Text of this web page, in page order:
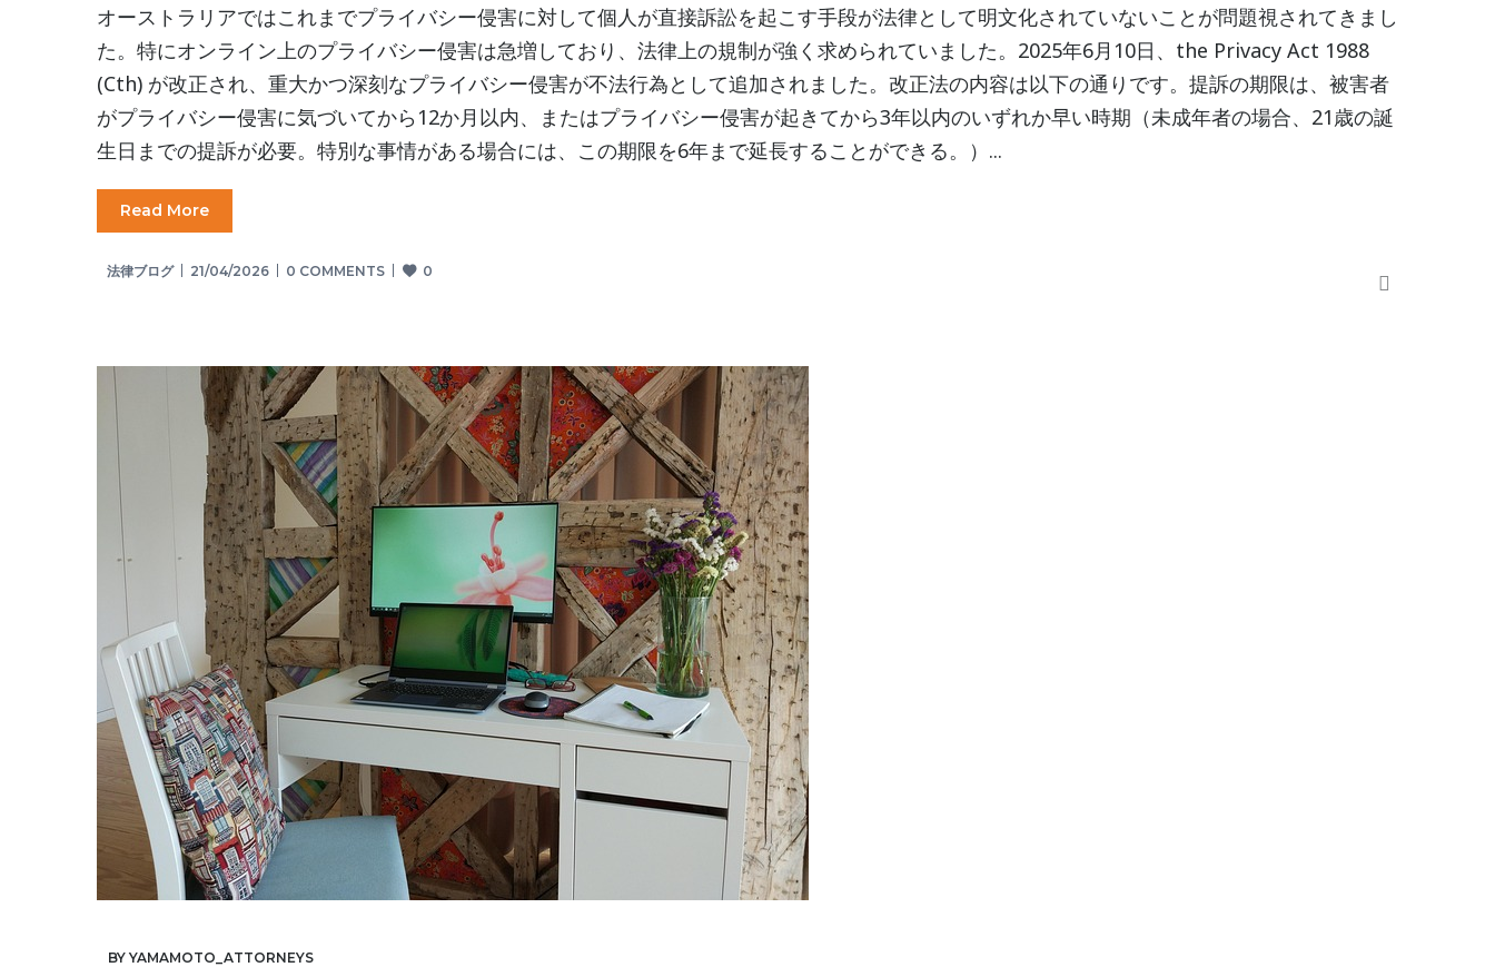
オーストラリアではこれまでプライバシー侵害に対して個人が直接訴訟を起こす手段が法律として明文化されていないことが問題視されてきまし
た。特にオンライン上のプライバシー侵害は急増しており、法律上の規制が強く求められていました。2025年6月10日、the Privacy Act 1988
(Cth) が改正され、重大かつ深刻なプライバシー侵害が不法行為として追加されました。改正法の内容は以下の通りです。提訴の期限は、被害者
がプライバシー侵害に気づいてから12か月以内、またはプライバシー侵害が起きてから3年以内のいずれか早い時期（未成年者の場合、21歳の誕
生日までの提訴が必要。特別な事情がある場合には、この期限を6年まで延長することができる。）...
Read More
法律ブログ 21/04/2026 0 COMMENTS 0
BY YAMAMOTO_ATTORNEYS